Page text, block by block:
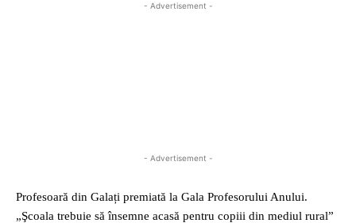
- Advertisement -
- Advertisement -
Profesoară din Galați premiată la Gala Profesorului Anului.
„Şcoala trebuie să însemne acasă pentru copiii din mediul rural”